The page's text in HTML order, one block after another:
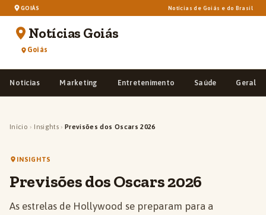
GOIÁS Notícias de Goiás e do Brasil
Notícias Goiás
Goiás
Notícias Marketing Entretenimento Saúde Geral
Início › Insights › Previsões dos Oscars 2026
INSIGHTS
Previsões dos Oscars 2026
As estrelas de Hollywood se preparam para a